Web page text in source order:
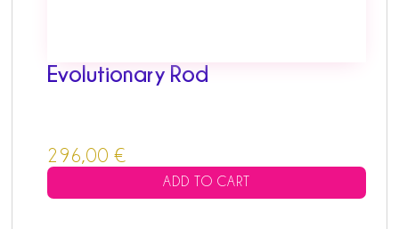
Evolutionary Rod
296,00 €
ADD TO CART